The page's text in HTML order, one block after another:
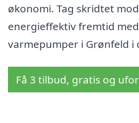
økonomi. Tag skridtet
energieffektiv fremtid
varmepumper i Grønfeld i
Få 3 tilbud, gratis og